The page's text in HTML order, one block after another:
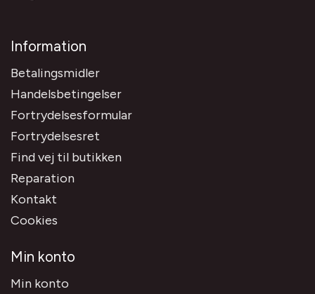
Information
Betalingsmidler
Handelsbetingelser
Fortrydelsesformular
Fortrydelsesret
Find vej til butikken
Reparation
Kontakt
Cookies
Min konto
Min konto